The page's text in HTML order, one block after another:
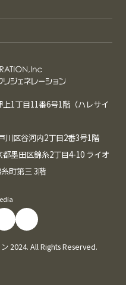
上1丁目11番6号1階（ハレサイ
川区谷河内2丁目2番3号1階
都墨田区錦糸2丁目4-10 ライオ
町第三 3階
2024. All Rights Reserved.